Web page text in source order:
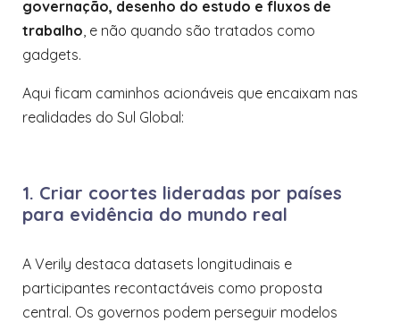
governação, desenho do estudo e fluxos de
trabalho, e não quando são tratados como
gadgets.
Aqui ficam caminhos acionáveis que encaixam nas
realidades do Sul Global:
1. Criar coortes lideradas por países
para evidência do mundo real
A Verily destaca datasets longitudinais e
participantes recontactáveis como proposta
central. Os governos podem perseguir modelos